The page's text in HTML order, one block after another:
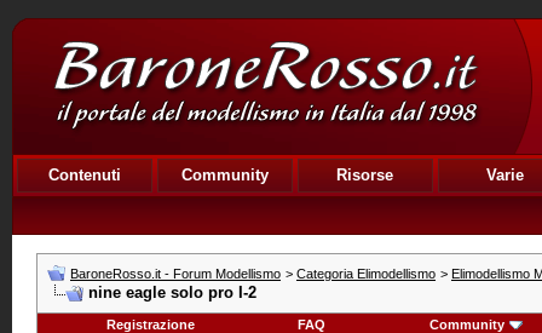
Contenuti Community Risorse Varie
BaroneRosso.it - Forum Modellismo > Categoria Elimodellismo > Elimodellismo
nine eagle solo pro I-2
Registrazione FAQ Community